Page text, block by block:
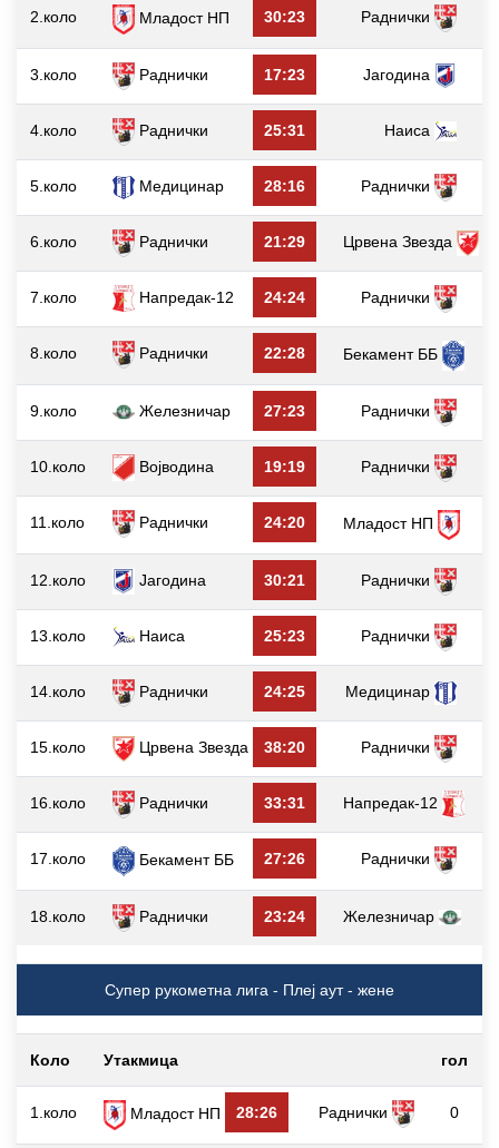
2.коло Младост НП 30:23 Раднички
3.коло Раднички 17:23 Јагодина
4.коло Раднички 25:31 Наиса
5.коло Медицинар 28:16 Раднички
6.коло Раднички 21:29 Црвена Звезда
7.коло Напредак-12 24:24 Раднички
8.коло Раднички 22:28 Бекамент ББ
9.коло Железничар 27:23 Раднички
10.коло Војводина 19:19 Раднички
11.коло Раднички 24:20 Младост НП
12.коло Јагодина 30:21 Раднички
13.коло Наиса 25:23 Раднички
14.коло Раднички 24:25 Медицинар
15.коло Црвена Звезда 38:20 Раднички
16.коло Раднички 33:31 Напредак-12
17.коло Бекамент ББ 27:26 Раднички
18.коло Раднички 23:24 Железничар
Супер рукометна лига - Плеј аут - жене
Коло Утакмица гол
1.коло Младост НП 28:26 Раднички 0